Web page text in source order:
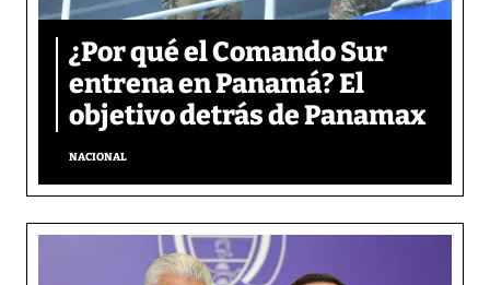
¿Por qué el Comando Sur
entrena en Panamá? El
objetivo detrás de Panamax
NACIONAL